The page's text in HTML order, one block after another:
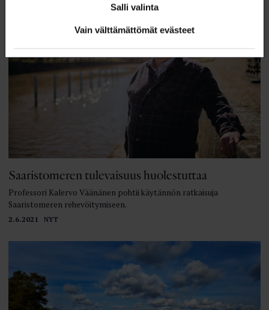
Salli valinta
Vain välttämättömät evästeet
2.6.2021 NYT
Saaristomeren tulevaisuus huolestuttaa
Professori Kalervo Väänänen pohtii käytännön ratkaisuja
Saaristomeren rehevöitymiseen.